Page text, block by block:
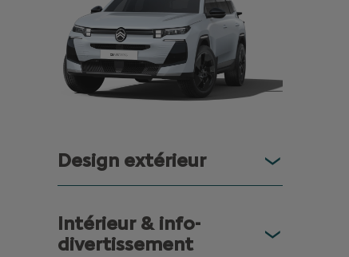
Design extérieur
Intérieur & info-
divertissement